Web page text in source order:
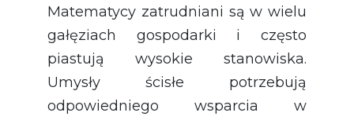
Matematycy zatrudniani są w wielu
gałęziach gospodarki i często
piastują wysokie stanowiska.
Umysły ścisłe potrzebują
odpowiedniego wsparcia w